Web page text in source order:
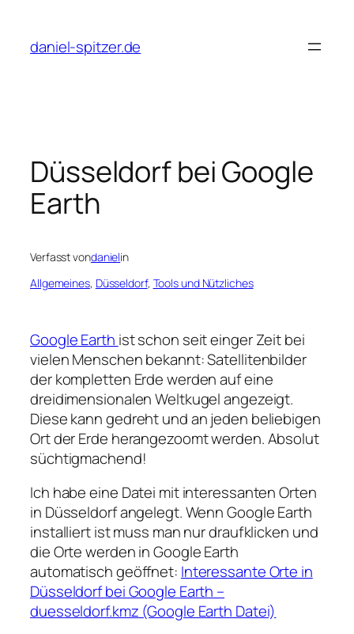
springen
daniel-spitzer.de
Düsseldorf bei Google
Earth
Verfasst vondanielin
Allgemeines, Düsseldorf, Tools und Nützliches
Google Earth ist schon seit einger Zeit bei
vielen Menschen bekannt: Satellitenbilder
der kompletten Erde werden auf eine
dreidimensionalen Weltkugel angezeigt.
Diese kann gedreht und an jeden beliebigen
Ort der Erde herangezoomt werden. Absolut
süchtigmachend!
Ich habe eine Datei mit interessanten Orten
in Düsseldorf angelegt. Wenn Google Earth
installiert ist muss man nur draufklicken und
die Orte werden in Google Earth
automatisch geöffnet: Interessante Orte in
Düsseldorf bei Google Earth –
duesseldorf.kmz (Google Earth Datei)